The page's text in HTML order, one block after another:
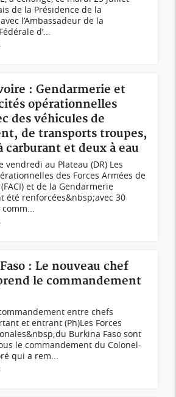
de la Présidence de la
l’Ambassadeur de la
d’...
: Gendarmerie et
opérationnelles
des véhicules de
de transports troupes,
carburant et deux à eau
vendredi au Plateau (DR) Les
des Forces Armées de
(FACI) et de la Gendarmerie
été renforcées&nbsp;avec 30
: Le nouveau chef
le commandement
entre chefs
et entrant (Ph)Les Forces
Burkina Faso sont
le commandement du Colonel-
qui a rem...